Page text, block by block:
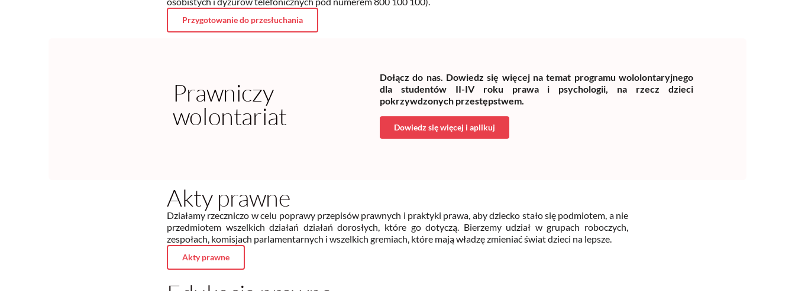
Przygotowanie do przesłuchania
Prawniczy
wolontariat
Dołącz do nas. Dowiedz się więcej na temat programu wololontaryjnego
dla studentów II-IV roku prawa i psychologii, na rzecz dzieci
pokrzywdzonych przestępstwem.
Dowiedz się więcej i aplikuj
Akty prawne
Działamy rzeczniczo w celu poprawy przepisów prawnych i praktyki prawa, aby dziecko stało się podmiotem, a nie
przedmiotem wszelkich działań działań dorosłych, które go dotyczą. Bierzemy udział w grupach roboczych,
zespołach, komisjach parlamentarnych i wszelkich gremiach, które mają władzę zmieniać świat dzieci na lepsze.
Akty prawne